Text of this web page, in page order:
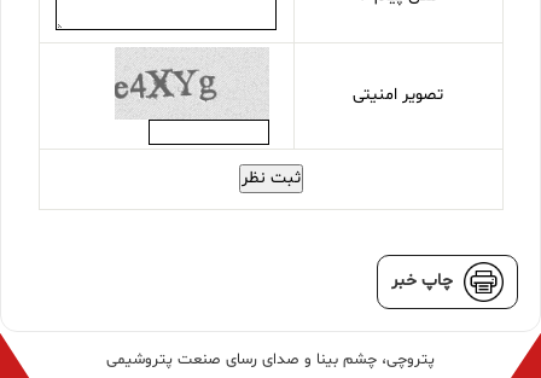
تصویر امنیتی
ثبت نظر
چاپ خبر
پتروچی، چشم بینا و صدای رسای صنعت پتروشیمی